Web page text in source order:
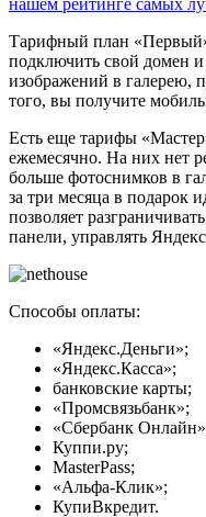
Тарифный план
подключить свой домен и
изображений в галерею,
того, вы получите
Есть еще тарифы
ежемесячно. На них нет
больше фотоснимков в
за три месяца в подарок
позволяет
панели, управлять
Способы оплаты:
«Яндекс.Деньги»;
«Яндекс.Касса»;
банковские карты;
«Промсвязьбанк»;
«Сбербанк
Куппи.ру;
MasterPass;
«Альфа-Клик»;
КупиВкредит.